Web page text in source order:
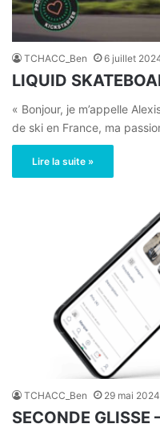
TCHACC_Ben 6 juillet
LIQUID
« Bonjour, je m’appelle
de ski en France, ma
Lire la suite »
TCHACC_Ben 29 mai 2024
SECONDE